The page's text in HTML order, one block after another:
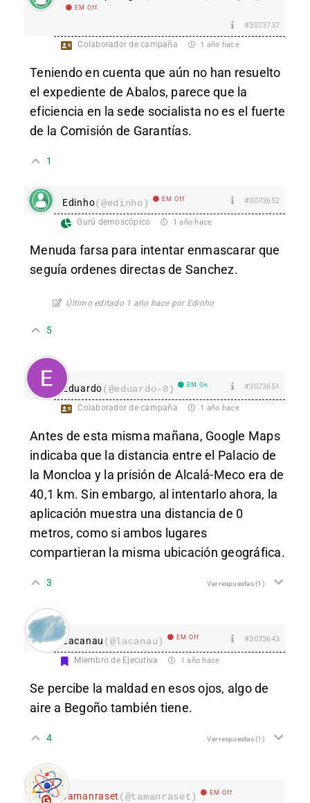
EM Off
#3073737
Colaborador de campaña 1 año hace
Teniendo en cuenta que aún no han resuelto
el expediente de Abalos, parece que la
eficiencia en la sede socialista no es el fuerte
de la Comisión de Garantías.
1
Edinho(@edinho) EM Off #3073652
Gurú demoscópico 1 año hace
Menuda farsa para intentar enmascarar que
seguía ordenes directas de Sanchez.
Último editado 1 año hace por Edinho
5
Eduardo(@eduardo-8) EM On #3073651
Colaborador de campaña 1 año hace
Antes de esta misma mañana, Google Maps
indicaba que la distancia entre el Palacio de
la Moncloa y la prisión de Alcalá-Meco era de
40,1 km. Sin embargo, al intentarlo ahora, la
aplicación muestra una distancia de 0
metros, como si ambos lugares
compartieran la misma ubicación geográfica.
3 Ver respuestas(1)
Lacanau (@lacanau) EM Off #3073643
Miembro de Ejecutiva 1 año hace
Se percibe la maldad en esos ojos, algo de
aire a Begoño también tiene.
4 Ver respuestas(1)
Tamanraset (@tamanraset) EM Off